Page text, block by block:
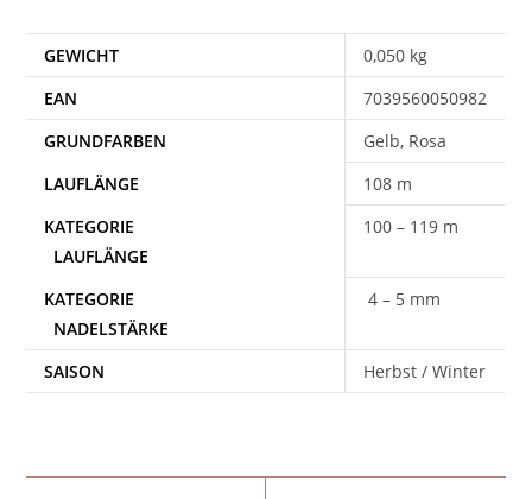
GEWICHT
0,050 kg
EAN
7039560050982
Gelb, Rosa
108 m
100 – 119 m
4 – 5 mm
SAISON Herbst / Winter